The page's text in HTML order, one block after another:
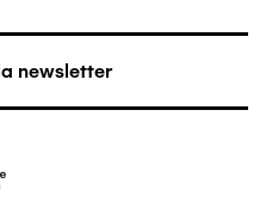
newsletter